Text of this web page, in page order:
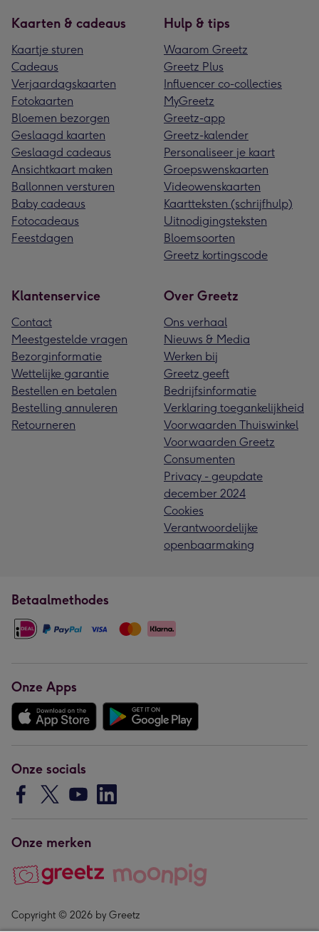
Kaarten & cadeaus
Kaartje sturen
Cadeaus
Verjaardagskaarten
Fotokaarten
Bloemen bezorgen
Geslaagd kaarten
Geslaagd cadeaus
Ansichtkaart maken
Ballonnen versturen
Baby cadeaus
Fotocadeaus
Feestdagen
Hulp & tips
Waarom Greetz
Greetz Plus
Influencer co-collecties
MyGreetz
Greetz-app
Greetz-kalender
Personaliseer je kaart
Groepswenskaarten
Videowenskaarten
Kaartteksten (schrijfhulp)
Uitnodigingsteksten
Bloemsoorten
Greetz kortingscode
Klantenservice
Contact
Meestgestelde vragen
Bezorginformatie
Wettelijke garantie
Bestellen en betalen
Bestelling annuleren
Retourneren
Over Greetz
Ons verhaal
Nieuws & Media
Werken bij
Greetz geeft
Bedrijfsinformatie
Verklaring toegankelijkheid
Voorwaarden Thuiswinkel
Voorwaarden Greetz
Consumenten
Privacy - geupdate
december 2024
Cookies
Verantwoordelijke
openbaarmaking
Betaalmethodes
Onze Apps
Onze socials
Onze merken
Copyright © 2026 by Greetz